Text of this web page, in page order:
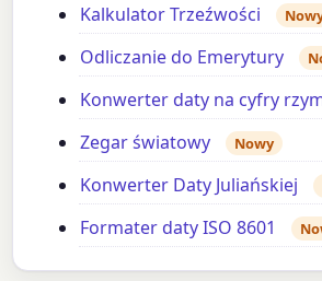
Kalkulator Trzeźwości
Odliczanie do Emerytury
Konwerter daty na cyfry
Zegar światowy Nowy
Konwerter Daty Juliańskiej
Formater daty ISO 8601